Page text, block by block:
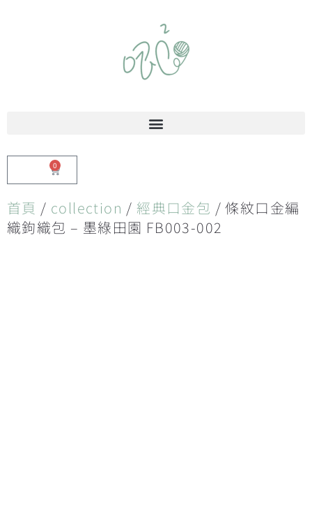
0
首頁 / collection /經典口金包 / 條紋口金編
織鉤織包 – 墨綠田園 FB003-002